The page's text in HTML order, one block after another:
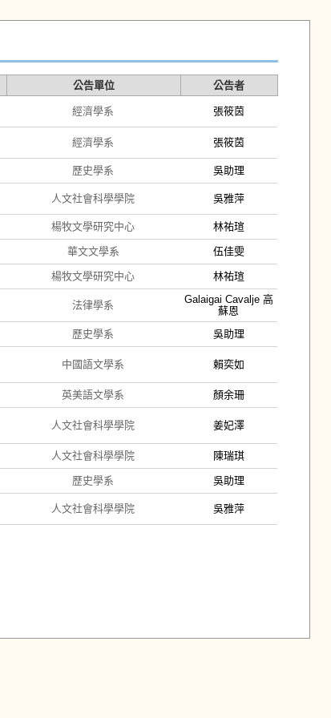
公告單位 公告者
經濟學系 張筱茵
經濟學系 張筱茵
歷史學系 吳助理
人文社會科學學院 吳雅萍
楊牧文學研究中心 林祐瑄
華文文學系 伍佳雯
楊牧文學研究中心 林祐瑄
法律學系
Galaigai Cavalje 高
蘇恩
歷史學系 吳助理
中國語文學系 賴奕如
英美語文學系 顏余珊
人文社會科學學院 姜妃澤
人文社會科學學院 陳瑞琪
歷史學系 吳助理
人文社會科學學院 吳雅萍